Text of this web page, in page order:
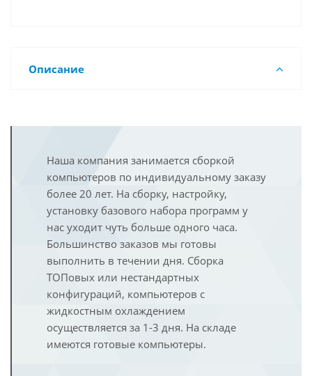
Описание
Наша компания занимается сборкой
компьютеров по индивидуальному заказу
более 20 лет. На сборку, настройку,
установку базового набора программ у
нас уходит чуть больше одного часа.
Большинство заказов мы готовы
выполнить в течении дня. Сборка
ТОПовых или нестандартных
конфигураций, компьютеров с
жидкостным охлаждением
осуществляется за 1-3 дня. На складе
имеются готовые компьютеры.